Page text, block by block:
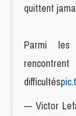
quittent
Parmi les
difficultés
— Victor